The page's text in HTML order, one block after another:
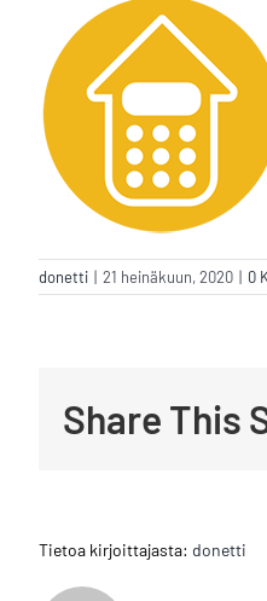
donetti | 21 heinäkuun, 2020 | 0
Share This
Tietoa kirjoittajasta: donetti